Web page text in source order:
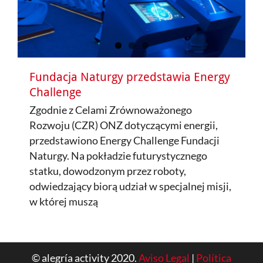
Fundacja Naturgy przedstawia Energy
Challenge
Zgodnie z Celami Zrównoważonego
Rozwoju (CZR) ONZ dotyczącymi energii,
przedstawiono Energy Challenge Fundacji
Naturgy. Na pokładzie futurystycznego
statku, dowodzonym przez roboty,
odwiedzający biorą udział w specjalnej misji,
w której muszą
© alegría activity 2020.Aviso Legal | Política